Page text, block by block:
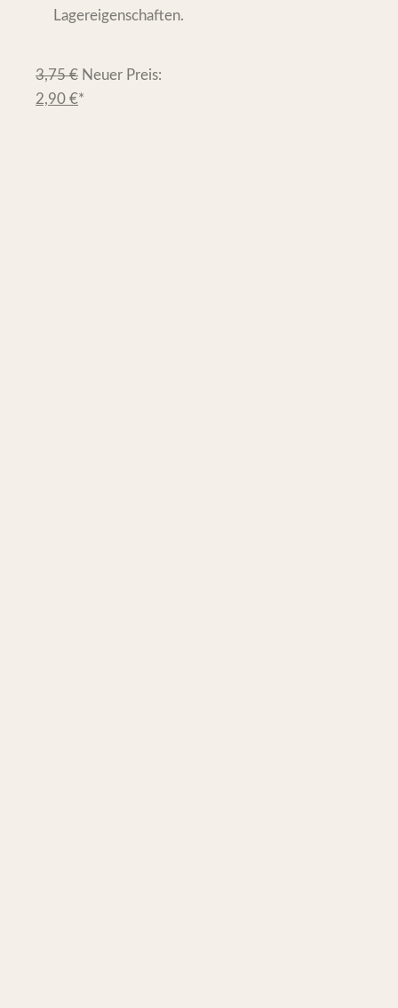
Lagereigenschaften.
3,75€ Neuer Preis:
2,90 €*